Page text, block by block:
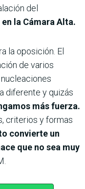
del
la Cámara Alta.
la oposición. El
de varios
diferente y quizás
más fuerza.
criterios y formas
convierte un
que no sea muy